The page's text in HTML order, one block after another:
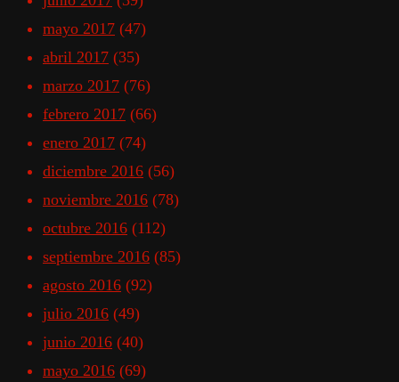
mayo 2017 (47)
abril 2017 (35)
marzo 2017 (76)
febrero 2017 (66)
enero 2017 (74)
diciembre 2016 (56)
noviembre 2016 (78)
octubre 2016 (112)
septiembre 2016 (85)
agosto 2016 (92)
julio 2016 (49)
junio 2016 (40)
mayo 2016 (69)